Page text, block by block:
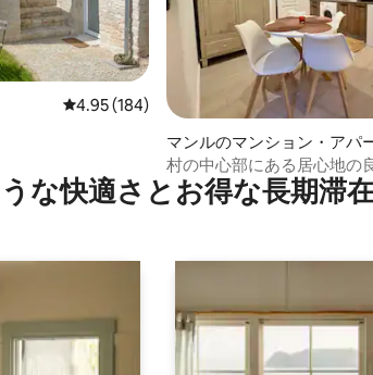
均評価レビュー184件、5つ星中4.95つ星の平均評
4.95 (184)
マンルのマンション・アパ
ト
村の中心部にある居心地の
ム
な快⁠適⁠さ⁠とお⁠得⁠な長⁠期⁠滞⁠